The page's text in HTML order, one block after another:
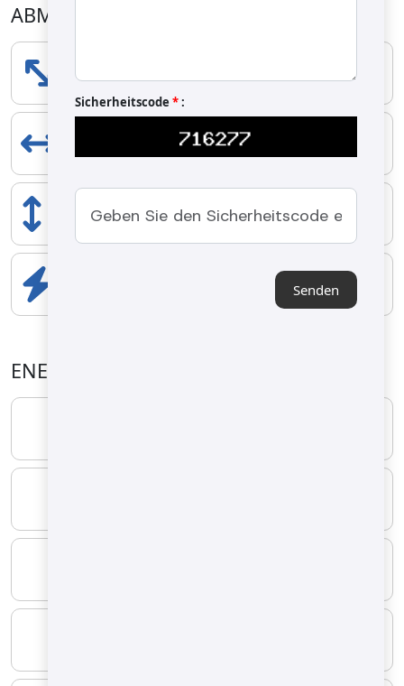
ABMESSUNGEN
1200 mm
1000 mm
1400 mm
ENERGIE-EIGENSCHAFTEN
Sicherheitscode *:
Senden